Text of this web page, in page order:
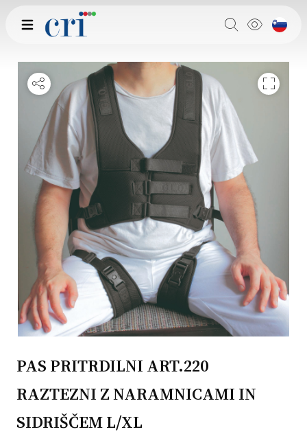
PAS PRITRDILNI ART.220
RAZTEZNI Z NARAMNICAMI IN
SIDRIŠČEM L/XL